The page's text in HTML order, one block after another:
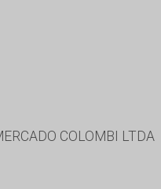
COLOMBI LTDA